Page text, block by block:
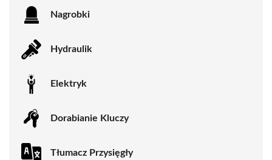
Nagrobki
Hydraulik
Elektryk
Dorabianie Kluczy
Tłumacz Przysięgły